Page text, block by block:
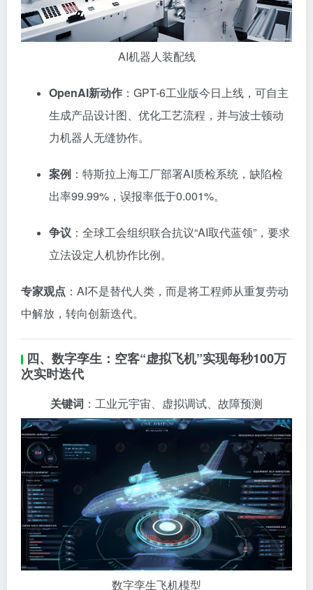
AI机器人装配线
OpenAI新动作 ：GPT-6工业版今日上线，可自主
生成产品设计图、优化工艺流程，并与波士顿动
力机器人无缝协作。
案例 ：特斯拉上海工厂部署AI质检系统，缺陷检
出率99.99%，误报率低于0.001%。
争议 ：全球工会组织联合抗议“AI取代蓝领”，要求
立法设定人机协作比例。
专家观点 ：AI不是替代人类，而是将工程师从重复劳动
中解放，转向创新迭代。
四、数字孪生：空客“虚拟飞机”实现每秒100万
次实时迭代
关键词 ：工业元宇宙、虚拟调试、故障预测
数字孪生飞机模型